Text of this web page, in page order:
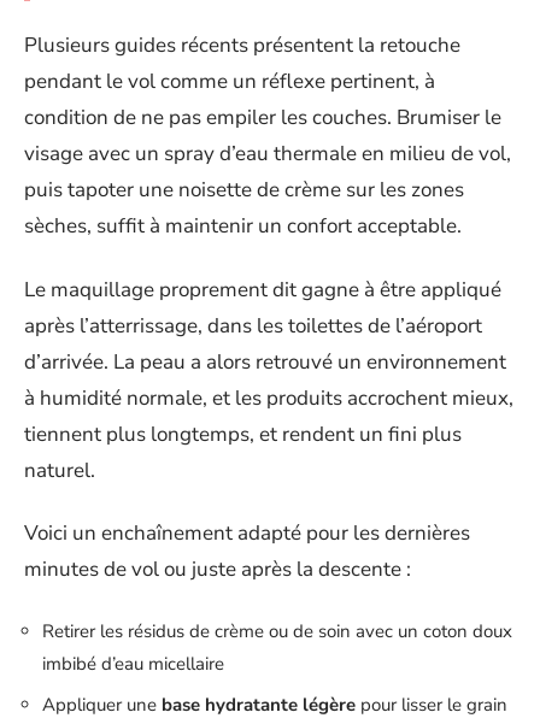
Plusieurs guides récents présentent la retouche
pendant le vol comme un réflexe pertinent, à
condition de ne pas empiler les couches. Brumiser le
visage avec un spray d’eau thermale en milieu de vol,
puis tapoter une noisette de crème sur les zones
sèches, suffit à maintenir un confort acceptable.
Le maquillage proprement dit gagne à être appliqué
après l’atterrissage, dans les toilettes de l’aéroport
d’arrivée. La peau a alors retrouvé un environnement
à humidité normale, et les produits accrochent mieux,
tiennent plus longtemps, et rendent un fini plus
naturel.
Voici un enchaînement adapté pour les dernières
minutes de vol ou juste après la descente :
Retirer les résidus de crème ou de soin avec un coton doux
imbibé d’eau micellaire
Appliquer une base hydratante légère pour lisser le grain